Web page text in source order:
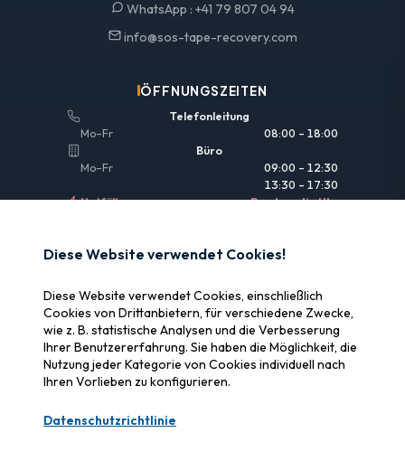
WhatsApp : +41 79 807 04 94
info@sos-tape-recovery.com
ÖFFNUNGSZEITEN
Telefonleitung
Mo–Fr
08:00 – 18:00
Büro
Mo–Fr
09:00 – 12:30
13:30 – 17:30
Notfälle
Rund um die Uhr
NÜTZLICHE LINKS
Versicherung & Erstattung
Warum SOS Data Recovery
Cookies verwalten
ZERTIFIZIERUNGEN
Diese Website verwendet Cookies!
Diese Website verwendet Cookies, einschließlich
Cookies von Drittanbietern, für verschiedene Zwecke,
wie z. B. statistische Analysen und die Verbesserung
Ihrer Benutzererfahrung. Sie haben die Möglichkeit, die
Nutzung jeder Kategorie von Cookies individuell nach
Ihren Vorlieben zu konfigurieren.
Datenschutzrichtlinie